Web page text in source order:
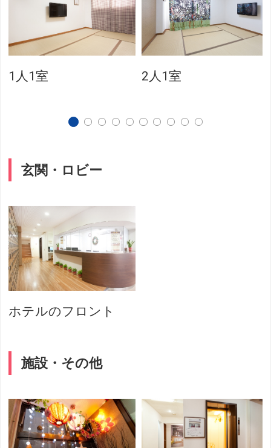
1人1室 2人1室
玄関・ロビー
ホテルのフロント
施設・その他